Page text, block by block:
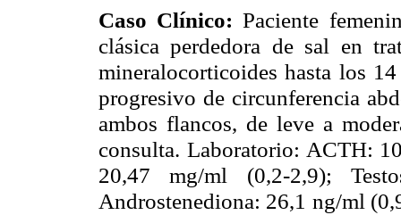
Caso Clínico:Paciente
clásica perdedora de sal en
mineralocorticoides hasta los
progresivo de circunferencia
ambos flancos, de leve a
consulta. Laboratorio: ACTH:
20,47 mg/ml (0,2-2,9);
Androstenediona: 26,1 ng/ml